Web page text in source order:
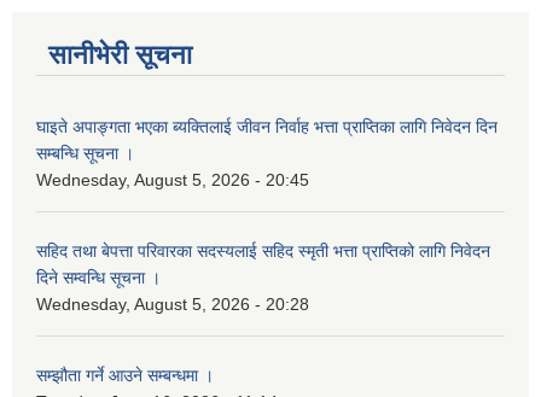
सानीभेरी सूचना
घाइते अपाङ्गता भएका ब्यक्तिलाई जीवन निर्वाह भत्ता प्राप्तिका लागि निवेदन दिन
सम्बन्धि सूचना ।
Wednesday, August 5, 2026 - 20:45
सहिद तथा बेपत्ता परिवारका सदस्यलाई सहिद स्मृती भत्ता प्राप्तिको लागि निवेदन
दिने सम्वन्धि सूचना ।
Wednesday, August 5, 2026 - 20:28
सम्झौता गर्ने आउने सम्बन्धमा ।